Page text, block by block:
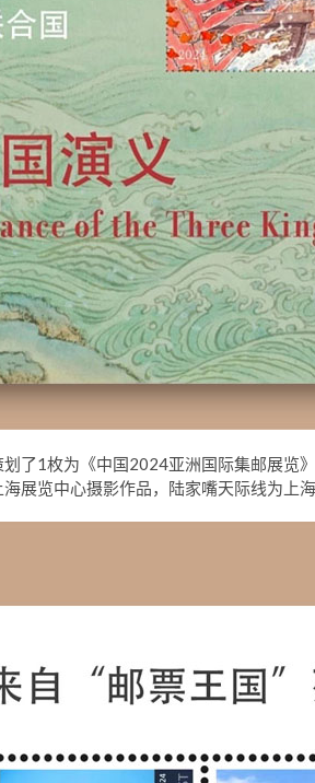
了1枚为《中国2024亚洲国际集邮展览
海展览中心摄影作品，陆家嘴天际线为上